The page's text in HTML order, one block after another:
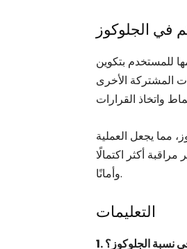
في الجلوكوز
للمستخدم بتكوين
المشتركة الأخرى
مما يجعل العملية
أكثر اكتمالًا
وأمانًا.
التعليمات
نسبة الجلوكوز؟